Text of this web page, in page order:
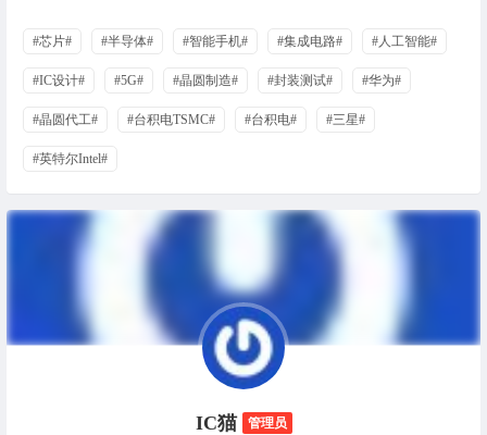
#芯片# #半导体# #智能手机# #集成电路# #人工智能#
#IC设计# #5G# #晶圆制造# #封装测试# #华为#
#晶圆代工# #台积电TSMC# #台积电# #三星#
#英特尔Intel#
IC猫 管理员